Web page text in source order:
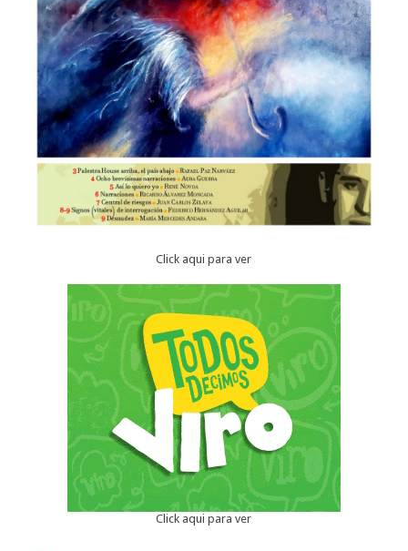
Click aqui para ver
Click aqui para ver